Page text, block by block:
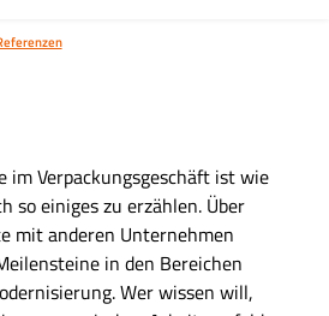
im Verpackungsgeschäft ist wie
so einiges zu erzählen. Über
mit anderen Unternehmen
in den Bereichen
Wer wissen will,